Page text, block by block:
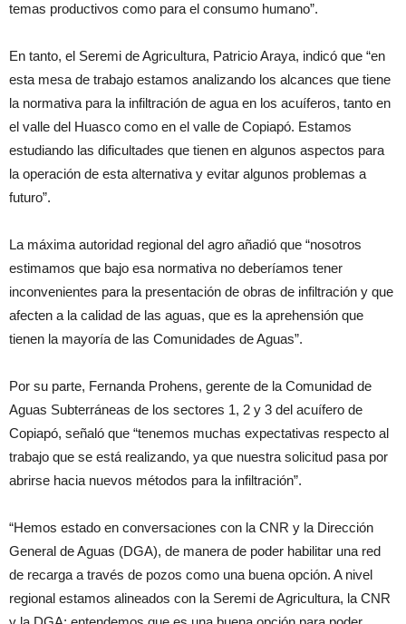
temas productivos como para el consumo humano”.
En tanto, el Seremi de Agricultura, Patricio Araya, indicó que “en
esta mesa de trabajo estamos analizando los alcances que tiene
la normativa para la infiltración de agua en los acuíferos, tanto en
el valle del Huasco como en el valle de Copiapó. Estamos
estudiando las dificultades que tienen en algunos aspectos para
la operación de esta alternativa y evitar algunos problemas a
futuro”.
La máxima autoridad regional del agro añadió que “nosotros
estimamos que bajo esa normativa no deberíamos tener
inconvenientes para la presentación de obras de infiltración y que
afecten a la calidad de las aguas, que es la aprehensión que
tienen la mayoría de las Comunidades de Aguas”.
Por su parte, Fernanda Prohens, gerente de la Comunidad de
Aguas Subterráneas de los sectores 1, 2 y 3 del acuífero de
Copiapó, señaló que “tenemos muchas expectativas respecto al
trabajo que se está realizando, ya que nuestra solicitud pasa por
abrirse hacia nuevos métodos para la infiltración”.
“Hemos estado en conversaciones con la CNR y la Dirección
General de Aguas (DGA), de manera de poder habilitar una red
de recarga a través de pozos como una buena opción. A nivel
regional estamos alineados con la Seremi de Agricultura, la CNR